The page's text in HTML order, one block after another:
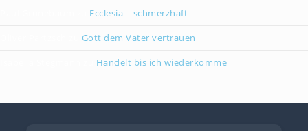
Ecclesia – schmerzhaft
Gott dem Vater vertrauen
Handelt bis ich wiederkomme